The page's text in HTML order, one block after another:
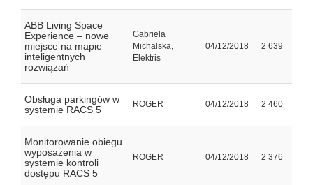
ABB Living Space
Experience – nowe
miejsce na mapie
inteligentnych
rozwiązań
Gabriela
Michalska,
Elektris
04/12/2018 2 639
Obsługa parkingów w
systemie RACS 5
ROGER 04/12/2018 2 460
Monitorowanie obiegu
wyposażenia w
systemie kontroli
dostępu RACS 5
ROGER 04/12/2018 2 376